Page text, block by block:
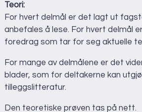
Teori:
For hvert delmål er det lagt ut
anbefales å lese. For hvert delmål
foredrag som tar for seg aktuelle
For mange av delmålene er det
blader, som for deltakerne kan
tilleggslitteratur.
Den teoretiske prøven tas på nett.